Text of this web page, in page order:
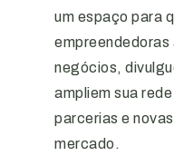
um espaço para
empreendedoras
negócios,
ampliem sua
parcerias e
mercado.